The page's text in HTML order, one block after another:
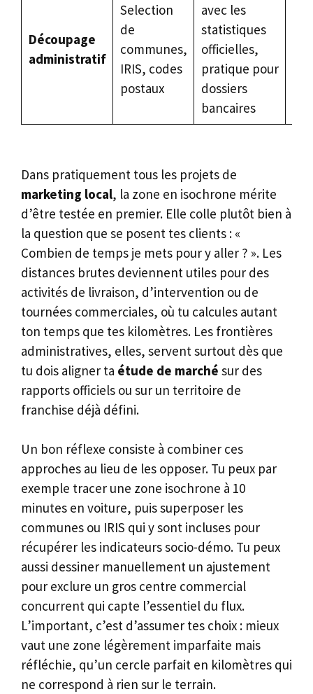
Découpage
administratif
Selection
de
communes,
IRIS, codes
postaux
avec les
statistiques
officielles,
pratique pour
dossiers
bancaires
Dans pratiquement tous les projets de
marketing local, la zone en isochrone mérite
d’être testée en premier. Elle colle plutôt bien à
la question que se posent tes clients : «
Combien de temps je mets pour y aller ? ». Les
distances brutes deviennent utiles pour des
activités de livraison, d’intervention ou de
tournées commerciales, où tu calcules autant
ton temps que tes kilomètres. Les frontières
administratives, elles, servent surtout dès que
tu dois aligner ta étude de marché sur des
rapports officiels ou sur un territoire de
franchise déjà défini.
Un bon réflexe consiste à combiner ces
approches au lieu de les opposer. Tu peux par
exemple tracer une zone isochrone à 10
minutes en voiture, puis superposer les
communes ou IRIS qui y sont incluses pour
récupérer les indicateurs socio-démo. Tu peux
aussi dessiner manuellement un ajustement
pour exclure un gros centre commercial
concurrent qui capte l’essentiel du flux.
L’important, c’est d’assumer tes choix : mieux
vaut une zone légèrement imparfaite mais
réfléchie, qu’un cercle parfait en kilomètres qui
ne correspond à rien sur le terrain.